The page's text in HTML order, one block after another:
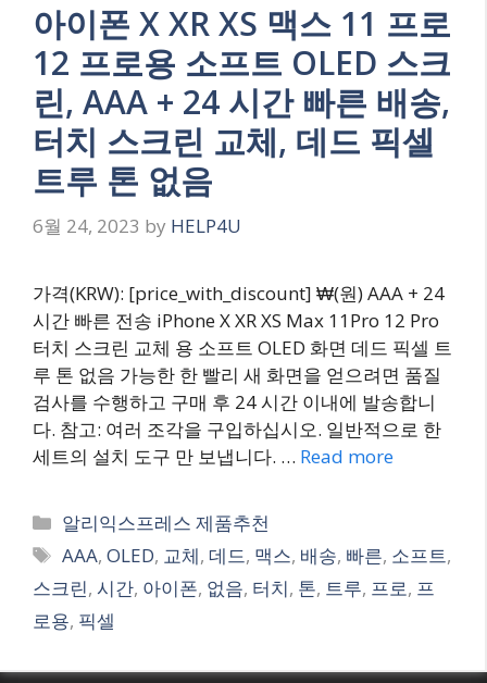
아이폰 X XR XS 맥스 11 프로
12 프로용 소프트 OLED 스크
린, AAA + 24 시간 빠른 배송,
터치 스크린 교체, 데드 픽셀
트루 톤 없음
6월 24, 2023 by HELP4U
가격(KRW): [price_with_discount] ₩(원) AAA + 24
시간 빠른 전송 iPhone X XR XS Max 11Pro 12 Pro
터치 스크린 교체 용 소프트 OLED 화면 데드 픽셀 트
루 톤 없음 가능한 한 빨리 새 화면을 얻으려면 품질
검사를 수행하고 구매 후 24 시간 이내에 발송합니
다. 참고: 여러 조각을 구입하십시오. 일반적으로 한
세트의 설치 도구 만 보냅니다. … Read more
Categories
알리익스프레스 제품추천
Tags
AAA,OLED, 교체,데드, 맥스, 배송, 빠른, 소프트,
스크린, 시간, 아이폰, 없음, 터치, 톤, 트루, 프로, 프
로용, 픽셀